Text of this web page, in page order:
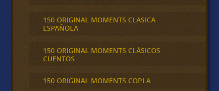
150 ORIGINAL MOMENTS CLASICA
ESPAÑOLA
150 ORIGINAL MOMENTS CLÁSICOS
CUENTOS
150 ORIGINAL MOMENTS COPLA